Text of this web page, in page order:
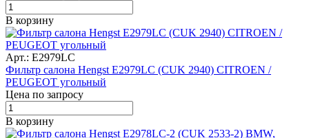
В корзину
Арт.: E2979LC
Фильтр салона Hengst E2979LC (CUK 2940) CITROEN /
PEUGEOT угольный
Цена по запросу
В корзину